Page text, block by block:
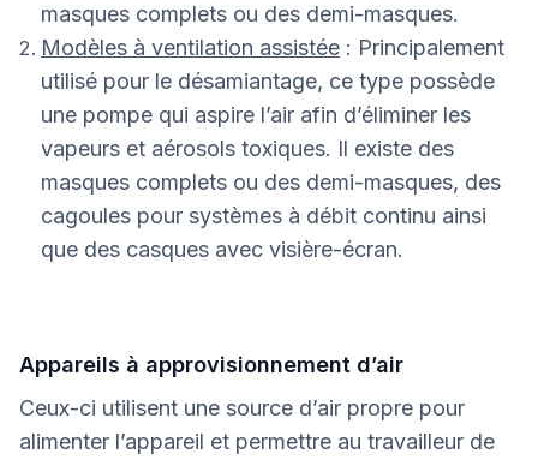
masques complets ou des demi-masques.
Modèles à ventilation assistée : Principalement
utilisé pour le désamiantage, ce type possède
une pompe qui aspire l’air afin d’éliminer les
vapeurs et aérosols toxiques. Il existe des
masques complets ou des demi-masques, des
cagoules pour systèmes à débit continu ainsi
que des casques avec visière-écran.
Appareils à approvisionnement d’air
Ceux-ci utilisent une source d’air propre pour
alimenter l’appareil et permettre au travailleur de